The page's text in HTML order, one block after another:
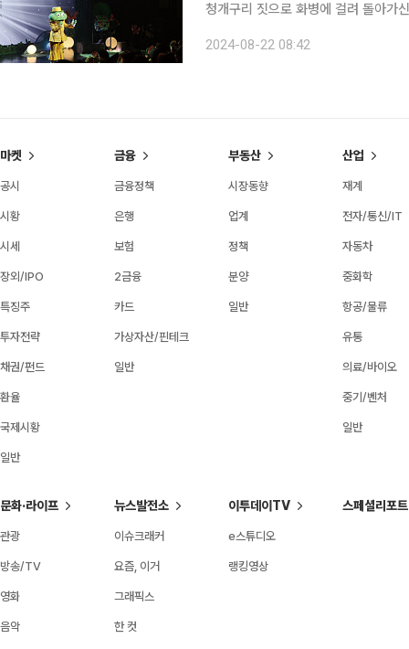
청개구리 짓으로 화병에 걸려 돌아가
수 있을까? “개구리 개, 목청 청.
2024-08-22 08:42
마켓
공시
시황
시세
장외/IPO
특징주
투자전략
채권/펀드
환율
국제시황
일반
금융
금융정책
은행
보험
2금융
카드
가상자산/핀테크
일반
부동산
시장동향
업계
정책
분양
일반
산업
재계
전자/통신/IT
자동차
중화학
항공/물류
유통
의료/바이오
중기/벤처
일반
문화·라이프
관광
방송/TV
영화
음악
뉴스발전소
이슈크래커
요즘, 이거
그래픽스
한 컷
이투데이TV
e스튜디오
랭킹영상
스페셜리포트